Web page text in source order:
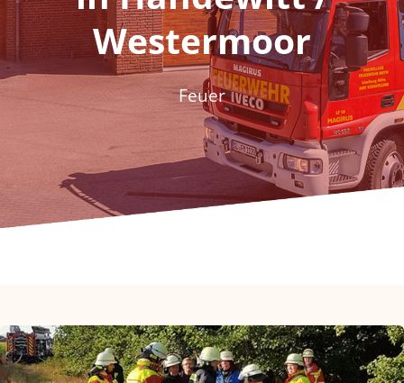
Fördern & Spenden
Historie
Jugendfeuerwehr
Westermoor
Feuer